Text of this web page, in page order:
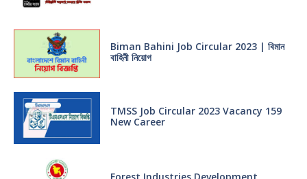
Biman Bahini Job Circular 2023 | বিমান
বাহিনী নিয়োগ
TMSS Job Circular 2023 Vacancy 159
New Career
Forest Industries Development